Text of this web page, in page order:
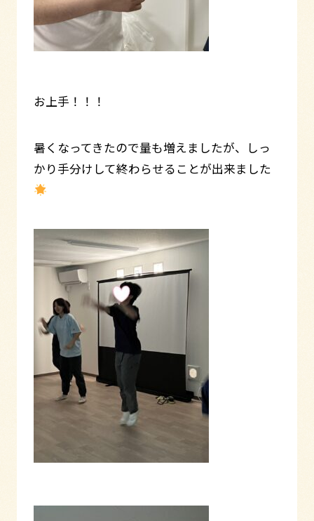
お上手！！！
暑くなってきたので量も増えましたが、しっ
かり手分けして終わらせることが出来ました